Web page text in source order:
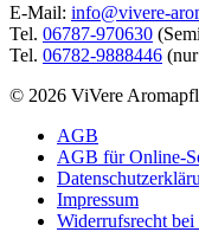
E-Mail: info@vivere-
Tel. 06787-970630
Tel. 06782-9888446
© 2026 ViVere
AGB
AGB für Online-
Impressum
Widerrufsrecht